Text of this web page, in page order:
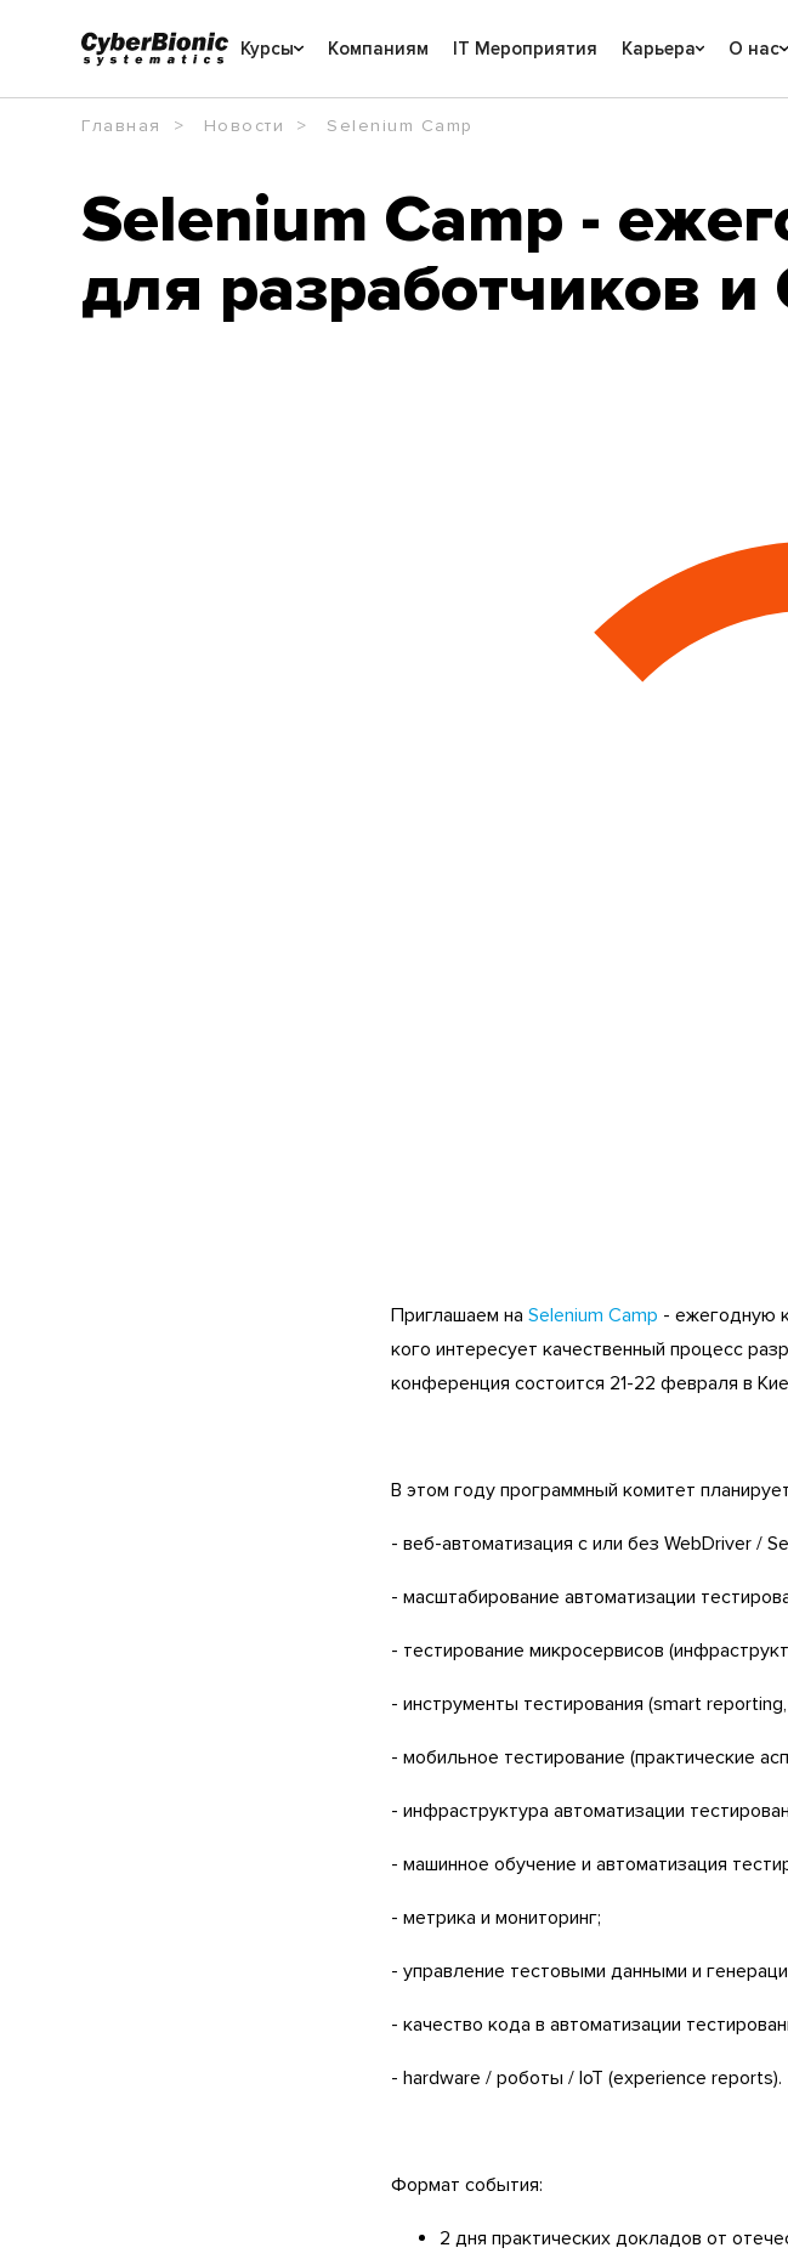
Курсы Компаниям IT Мероприятия Карьера О нас
Главная Новости Selenium Camp
Selenium Camp -
для разработчиков и
Приглашаем на Selenium Camp - ежегодную
кого интересует качественный процесс
конференция состоится 21-22 февраля в
В этом году программный комитет
- веб-автоматизация с или без WebDriver /
- масштабирование автоматизации
- тестирование микросервисов
- инструменты тестирования (smart
- мобильное тестирование (практические
- инфраструктура автоматизации
- машинное обучение и автоматизация
- метрика и мониторинг;
- управление тестовыми данными и
- качество кода в автоматизации
- hardware / роботы / IoT (experience reports).
Формат события:
2 дня практических докладов от